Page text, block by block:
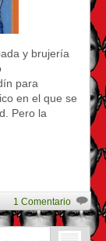
y brujería
para
en el que se
Pero la
1 Comentario